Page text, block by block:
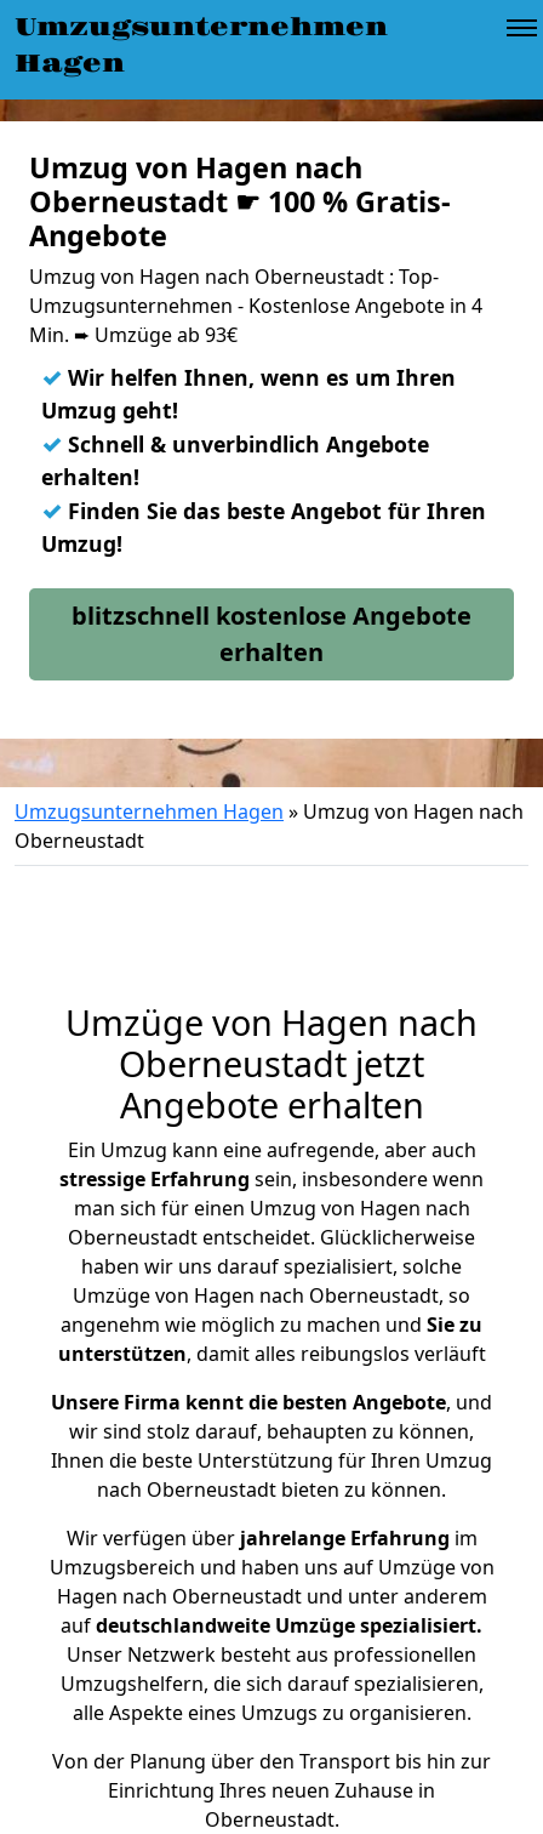
Umzugsunternehmen
Hagen
Umzug von Hagen nach
Oberneustadt ☛ 100 % Gratis-
Angebote
Umzug von Hagen nach Oberneustadt : Top-
Umzugsunternehmen - Kostenlose Angebote in 4
Min. ➨ Umzüge ab 93€
✓ Wir helfen Ihnen, wenn es um Ihren
Umzug geht!
✓ Schnell & unverbindlich Angebote
erhalten!
✓ Finden Sie das beste Angebot für Ihren
Umzug!
blitzschnell kostenlose Angebote
erhalten
Umzugsunternehmen Hagen » Umzug von Hagen nach
Oberneustadt
Umzüge von Hagen nach
Oberneustadt jetzt
Angebote erhalten
Ein Umzug kann eine aufregende, aber auch
stressige Erfahrung sein, insbesondere wenn
man sich für einen Umzug von Hagen nach
Oberneustadt entscheidet. Glücklicherweise
haben wir uns darauf spezialisiert, solche
Umzüge von Hagen nach Oberneustadt, so
angenehm wie möglich zu machen und Sie zu
unterstützen, damit alles reibungslos verläuft
Unsere Firma kennt die besten Angebote, und
wir sind stolz darauf, behaupten zu können,
Ihnen die beste Unterstützung für Ihren Umzug
nach Oberneustadt bieten zu können.
Wir verfügen überjahrelange Erfahrung im
Umzugsbereich und haben uns auf Umzüge von
Hagen nach Oberneustadt und unter anderem
aufdeutschlandweite Umzüge spezialisiert.
Unser Netzwerk besteht aus professionellen
Umzugshelfern, die sich darauf spezialisieren,
alle Aspekte eines Umzugs zu organisieren.
Von der Planung über den Transport bis hin zur
Einrichtung Ihres neuen Zuhause in
Oberneustadt.